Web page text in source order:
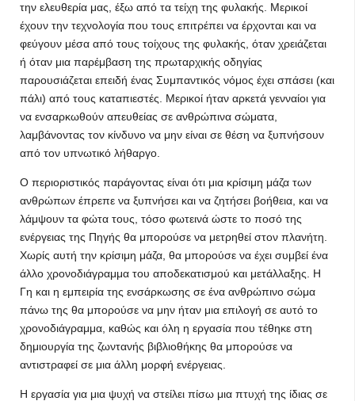
την ελευθερία μας, έξω από τα τείχη της φυλακής. Μερικοί
έχουν την τεχνολογία που τους επιτρέπει να έρχονται και να
φεύγουν μέσα από τους τοίχους της φυλακής, όταν χρειάζεται
ή όταν μια παρέμβαση της πρωταρχικής οδηγίας
παρουσιάζεται επειδή ένας Συμπαντικός νόμος έχει σπάσει (και
πάλι) από τους καταπιεστές. Μερικοί ήταν αρκετά γενναίοι για
να ενσαρκωθούν απευθείας σε ανθρώπινα σώματα,
λαμβάνοντας τον κίνδυνο να μην είναι σε θέση να ξυπνήσουν
από τον υπνωτικό λήθαργο.
Ο περιοριστικός παράγοντας είναι ότι μια κρίσιμη μάζα των
ανθρώπων έπρεπε να ξυπνήσει και να ζητήσει βοήθεια, και να
λάμψουν τα φώτα τους, τόσο φωτεινά ώστε το ποσό της
ενέργειας της Πηγής θα μπορούσε να μετρηθεί στον πλανήτη.
Χωρίς αυτή την κρίσιμη μάζα, θα μπορούσε να έχει συμβεί ένα
άλλο χρονοδιάγραμμα του αποδεκατισμού και μετάλλαξης. Η
Γη και η εμπειρία της ενσάρκωσης σε ένα ανθρώπινο σώμα
πάνω της θα μπορούσε να μην ήταν μια επιλογή σε αυτό το
χρονοδιάγραμμα, καθώς και όλη η εργασία που τέθηκε στη
δημιουργία της ζωντανής βιβλιοθήκης θα μπορούσε να
αντιστραφεί σε μια άλλη μορφή ενέργειας.
Η εργασία για μια ψυχή να στείλει πίσω μια πτυχή της ίδιας σε